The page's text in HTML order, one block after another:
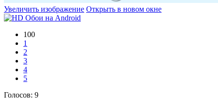
Увеличить изображение Открыть в новом окне
100
1
2
3
4
5
Голосов: 9